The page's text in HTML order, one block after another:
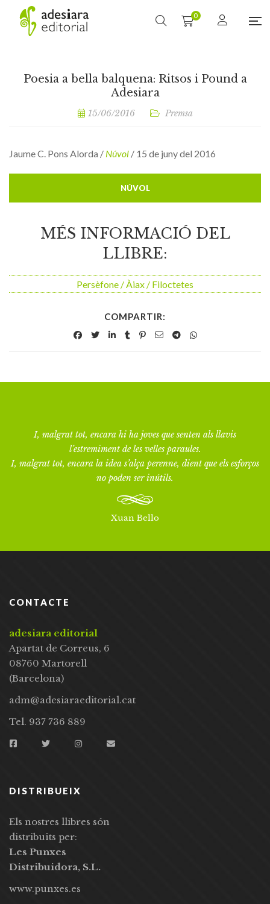
0
Poesia a bella balquena: Ritsos i Pound a
Adesiara
15/06/2016 Premsa
Jaume C. Pons Alorda / Núvol / 15 de juny del 2016
NÚVOL
MÉS INFORMACIÓ DEL
LLIBRE:
Persèfone / Àiax / Filoctetes
COMPARTIR:
I, malgrat tot, encara hi ha joves que senten als llavis
l’estremiment de les velles paraules.
I, malgrat tot, encara la idea s’alça perenne, dient que els esforços
no poden ser inútils.
Xuan Bello
CONTACTE
adesiara editorial
Apartat de Correus, 6
08760 Martorell
(Barcelona)
adm@adesiaraeditorial.cat
Tel. 937 736 889
DISTRIBUEIX
Els nostres llibres són
distribuïts per:
Les Punxes
Distribuidora, S.L.
www.punxes.es